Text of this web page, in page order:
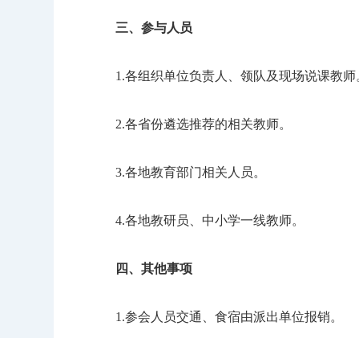
三、参与人员
1.各组织单位负责人、领队及现场说课教师
2.各省份遴选推荐的相关教师。
3.各地教育部门相关人员。
4.各地教研员、中小学一线教师。
四、其他事项
1.参会人员交通、食宿由派出单位报销。